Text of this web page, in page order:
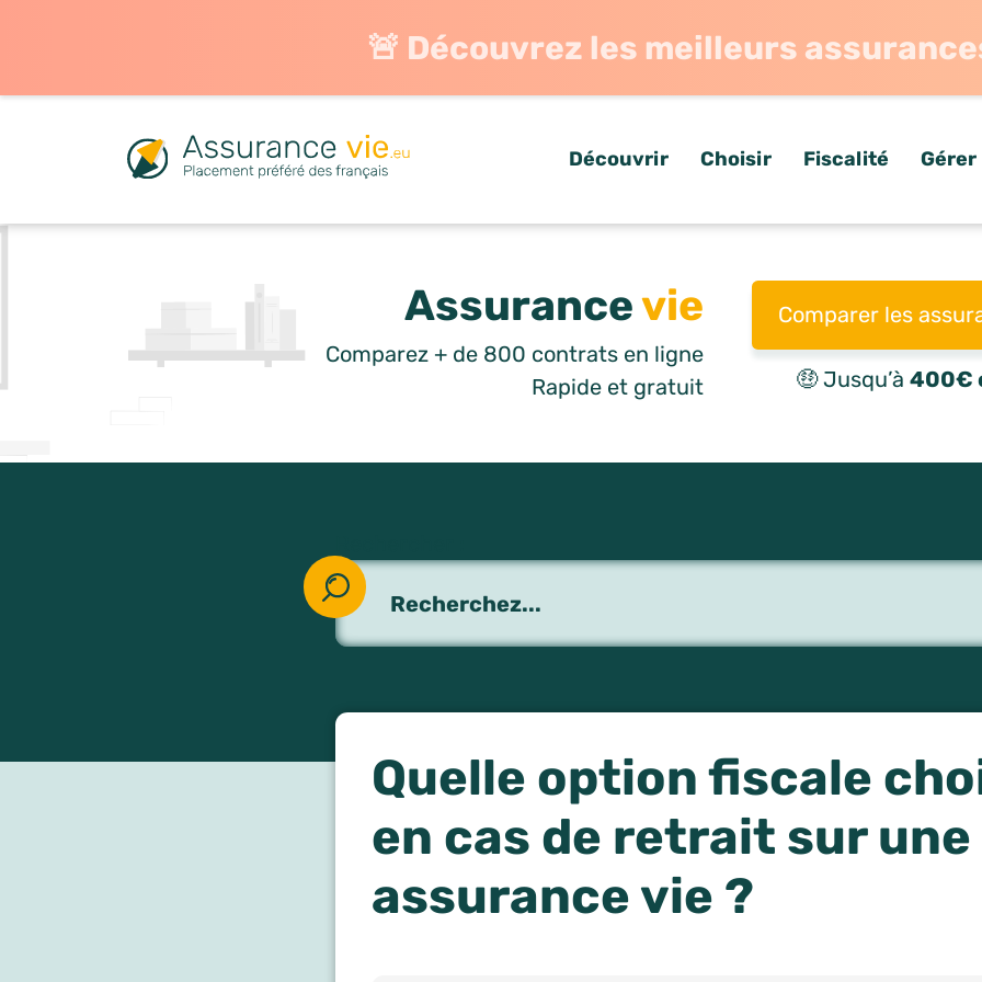
🚨 Découvrez les meilleurs
Découvrir Choisir Fiscalité Gérer
Assurancevie
Comparez + de 800 contrats en ligne
Rapide et gratuit
Comparer les
🤑 Jusqu’à 400€
Quelle option fiscale
en cas de retrait sur une
assurance vie ?